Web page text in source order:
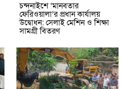
চন্দনাইশে ‘মানবতার
ফেরিওয়ালা’র প্রধান কার্যালয়
উদ্বোধন: সেলাই মেশিন ও শিক্ষা
সামগ্রী বিতরণ